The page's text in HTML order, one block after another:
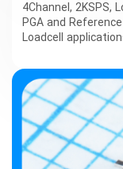
4Channel, 2KSPS,
PGA and
Loadcell